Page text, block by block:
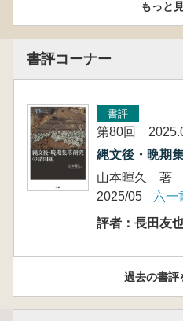
もっと
書評コーナー
書評
第80回
縄文後・晩期
山本暉久 著
2025/05
六一
評者：長田友
過去の書評